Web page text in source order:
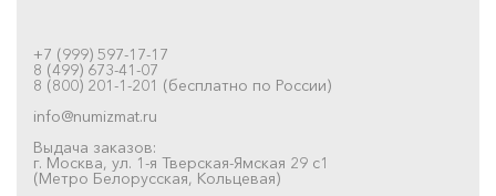
+7 (999) 597-17-17
8 (499) 673-41-07
8 (800) 201-1-201 (бесплатно по России)
info@numizmat.ru
Выдача заказов:
г. Москва, ул. 1-я Тверская-Ямская 29 с1
(Метро Белорусская, Кольцевая)